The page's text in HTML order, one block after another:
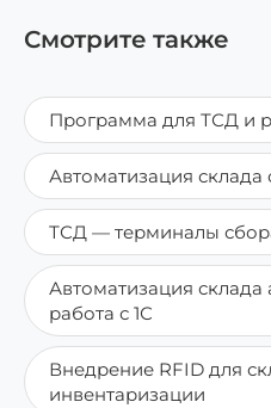
Смотрите также
Программа для ТСД и
Автоматизация склада
ТСД — терминалы
Автоматизация склада
работа с 1С
Внедрение RFID для
инвентаризации